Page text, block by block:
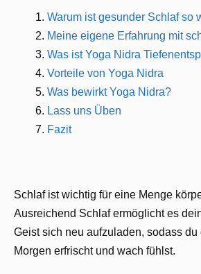
Warum ist gesunder Schlaf so
Meine eigene Erfahrung mit
Was ist Yoga Nidra
Vorteile von Yoga Nidra
Was bewirkt Yoga Nidra?
Lass uns Üben
Fazit
Schlaf ist wichtig für eine Menge
Ausreichend Schlaf ermöglicht es
Geist sich neu aufzuladen, sodass du
Morgen erfrischt und wach fühlst.